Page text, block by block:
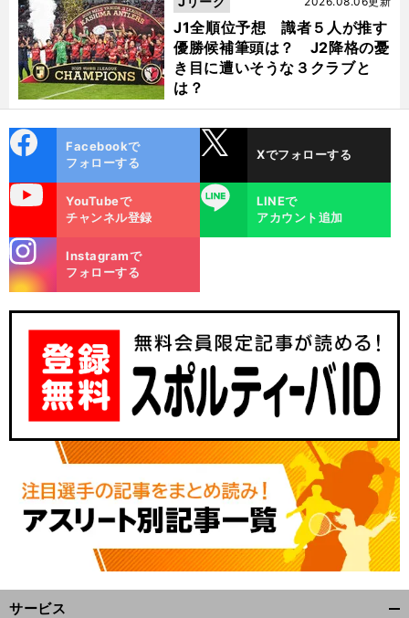
、
・
J1全順位予想 識者５人が推す
優勝候補筆頭は？ J2降格の憂
き目に遭いそうな３クラブと
は？
ok
Facebookで
フォローする
Xでフォローする
YouTubeで
チャンネル登録
LINE
LINEで
アカウント追加
m
Instagramで
フォローする
サービス